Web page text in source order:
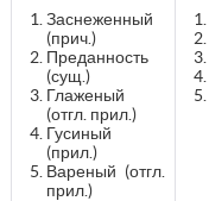
Заснеженный
(прич.)
Преданность
(сущ.)
Глаженый
(отгл. прил.)
Гусиный
(прил.)
Вареный (отгл.
прил.)